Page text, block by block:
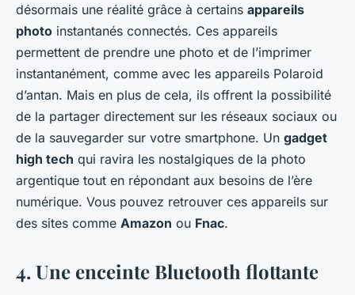
désormais une réalité grâce à certains appareils
photo instantanés connectés. Ces appareils
permettent de prendre une photo et de l’imprimer
instantanément, comme avec les appareils Polaroid
d’antan. Mais en plus de cela, ils offrent la possibilité
de la partager directement sur les réseaux sociaux ou
de la sauvegarder sur votre smartphone. Un gadget
high tech qui ravira les nostalgiques de la photo
argentique tout en répondant aux besoins de l’ère
numérique. Vous pouvez retrouver ces appareils sur
des sites comme Amazon ou Fnac.
4. Une enceinte Bluetooth flottante